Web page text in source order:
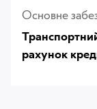
Основне
рахунок